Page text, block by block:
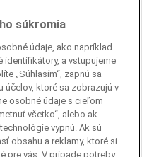
súkromia
údaje, ako napríklad
identifikátory, a vstupujeme
„Súhlasím“, zapnú sa
ktoré sa zobrazujú v
osobné údaje s cieľom
všetko“, alebo ak
vypnú. Ak sú
obsahu a reklamy, ktoré si
pre vás. V prípade potreby